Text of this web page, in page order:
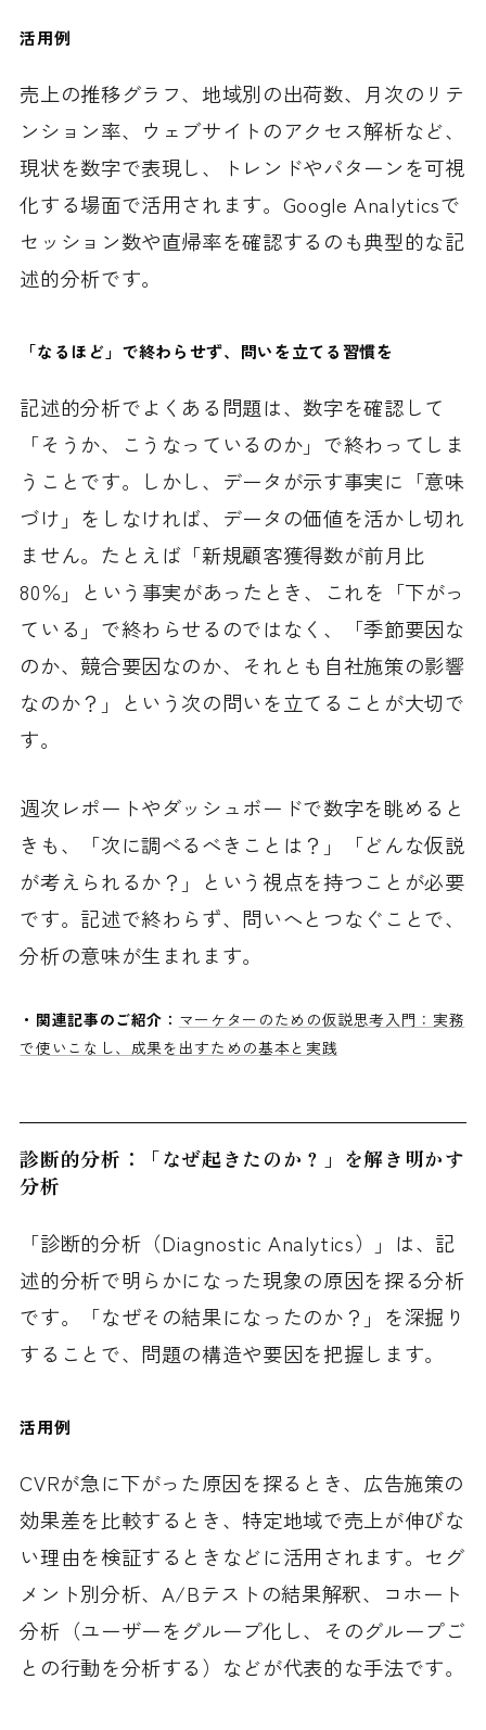
活用例
売上の推移グラフ、地域別の出荷数、月次のリテ
ンション率、ウェブサイトのアクセス解析など、
現状を数字で表現し、トレンドやパターンを可視
化する場面で活用されます。Google Analyticsで
セッション数や直帰率を確認するのも典型的な記
述的分析です。
「なるほど」で終わらせず、問いを立てる習慣を
記述的分析でよくある問題は、数字を確認して
「そうか、こうなっているのか」で終わってしま
うことです。しかし、データが示す事実に「意味
づけ」をしなければ、データの価値を活かし切れ
ません。たとえば「新規顧客獲得数が前月比
80％」という事実があったとき、これを「下がっ
ている」で終わらせるのではなく、「季節要因な
のか、競合要因なのか、それとも自社施策の影響
なのか？」という次の問いを立てることが大切で
す。
週次レポートやダッシュボードで数字を眺めると
きも、「次に調べるべきことは？」「どんな仮説
が考えられるか？」という視点を持つことが必要
です。記述で終わらず、問いへとつなぐことで、
分析の意味が生まれます。
・関連記事のご紹介： マーケターのための仮説思考入門：実務
で使いこなし、成果を出すための基本と実践
診断的分析：「なぜ起きたのか？」を解き明かす
分析
「診断的分析（Diagnostic Analytics）」は、記
述的分析で明らかになった現象の原因を探る分析
です。「なぜその結果になったのか？」を深掘り
することで、問題の構造や要因を把握します。
活用例
CVRが急に下がった原因を探るとき、広告施策の
効果差を比較するとき、特定地域で売上が伸びな
い理由を検証するときなどに活用されます。セグ
メント別分析、A/Bテストの結果解釈、コホート
分析（ユーザーをグループ化し、そのグループご
との行動を分析する）などが代表的な手法です。